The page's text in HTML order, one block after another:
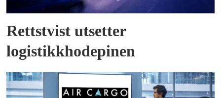
Rettstvist utsetter
logistikkhodepinen